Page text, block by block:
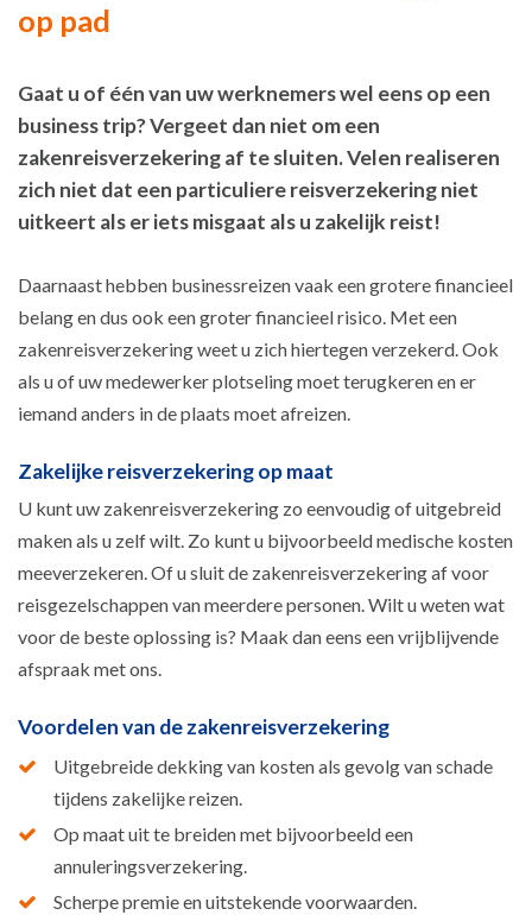
op pad
Gaat u of één van uw werknemers wel eens op een
business trip? Vergeet dan niet om een
zakenreisverzekering af te sluiten. Velen realiseren
zich niet dat een particuliere reisverzekering niet
uitkeert als er iets misgaat als u zakelijk reist!
Daarnaast hebben businessreizen vaak een grotere financieel
belang en dus ook een groter financieel risico. Met een
zakenreisverzekering weet u zich hiertegen verzekerd. Ook
als u of uw medewerker plotseling moet terugkeren en er
iemand anders in de plaats moet afreizen.
Zakelijke reisverzekering op maat
U kunt uw zakenreisverzekering zo eenvoudig of uitgebreid
maken als u zelf wilt. Zo kunt u bijvoorbeeld medische kosten
meeverzekeren. Of u sluit de zakenreisverzekering af voor
reisgezelschappen van meerdere personen. Wilt u weten wat
voor de beste oplossing is? Maak dan eens een vrijblijvende
afspraak met ons.
Voordelen van de zakenreisverzekering
Uitgebreide dekking van kosten als gevolg van schade
tijdens zakelijke reizen.
Op maat uit te breiden met bijvoorbeeld een
annuleringsverzekering.
Scherpe premie en uitstekende voorwaarden.